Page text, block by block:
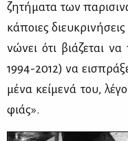
ζη­τή­μα­τα των
κά­ποιες
νώ­νει ότι βιά­ζε­ται να
1994-2012) να
μέ­να κεί­με­νά του,
φιάς».